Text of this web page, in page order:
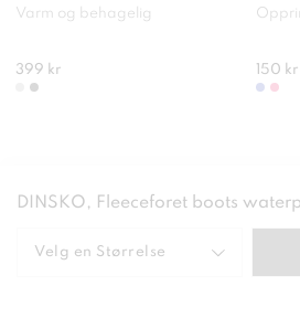
Varm og behagelig
399 kr 150 kr
DINSKO, Fleeceforet boots
Velg en Størrelse